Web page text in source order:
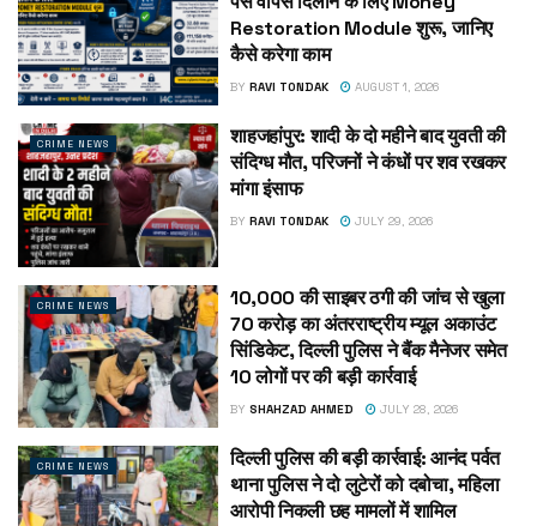
Restoration Module शुरू, जानिए
कैसे करेगा काम
BY RAVI TONDAK AUGUST 1, 2026
CRIME NEWS
शाहजहांपुर: शादी के दो महीने बाद युवती की
संदिग्ध मौत, परिजनों ने कंधों पर शव रखकर
मांगा इंसाफ
BY RAVI TONDAK JULY 29, 2026
CRIME NEWS
₹10,000 की साइबर ठगी की जांच से खुला
₹70 करोड़ का अंतरराष्ट्रीय म्यूल अकाउंट
सिंडिकेट, दिल्ली पुलिस ने बैंक मैनेजर समेत
10 लोगों पर की बड़ी कार्रवाई
BY SHAHZAD AHMED JULY 28, 2026
CRIME NEWS
दिल्ली पुलिस की बड़ी कार्रवाई: आनंद पर्वत
थाना पुलिस ने दो लुटेरों को दबोचा, महिला
आरोपी निकली छह मामलों में शामिल